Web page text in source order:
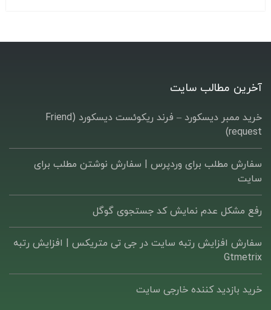
آخرین مطالب سایت
خرید ممبر دیسکورد – فرند ریکوئست دیسکورد (Friend
request)
سفارش مطلب برای وردپرس |‌ سفارش نوشتن مطلب برای
سایت
رفع مشکل عدم نمایش کد جستجوی گوگل
سفارش افزایش رتبه سایت در جی تی متریکس | افزایش رتبه
Gtmetrix
خرید بازدید کننده خارجی سایت